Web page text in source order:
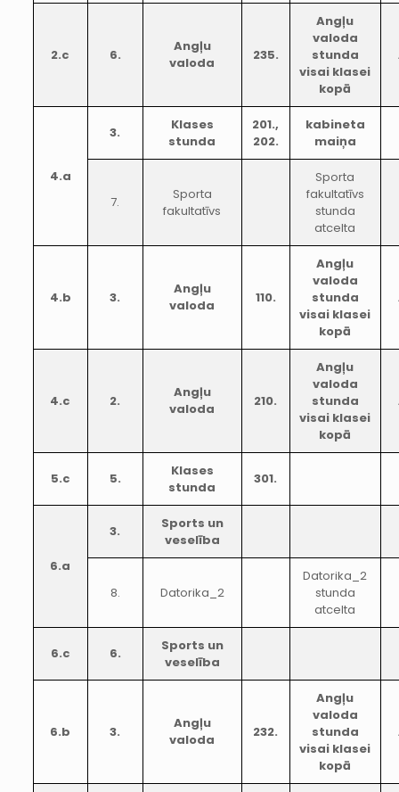
2.c 6.
Angļu
valoda
235.
Angļu
valoda
stunda
visai klasei
kopā
4.a
3.
Klases
stunda
201.,
202.
kabineta
maiņa
7.
Sporta
fakultatīvs
Sporta
fakultatīvs
stunda
atcelta
4.b 3.
Angļu
valoda
110.
Angļu
valoda
stunda
visai klasei
kopā
4.c 2.
Angļu
valoda
210.
Angļu
valoda
stunda
visai klasei
kopā
5.c 5.
Klases
stunda
301.
6.a
3.
Sports un
veselība
8. Datorika_2
Datorika_2
stunda
atcelta
6.c 6.
Sports un
veselība
6.b 3.
Angļu
valoda
232.
Angļu
valoda
stunda
visai klasei
kopā